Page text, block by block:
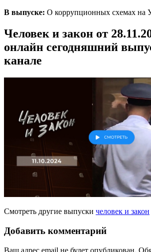
В выпуске: О коррупционных схемах на
Человек и закон от
онлайн сегодняшний
канале
Смотреть другие выпуски человек и закон
Добавить комментарий
Ваш адрес email не будет опубликован.